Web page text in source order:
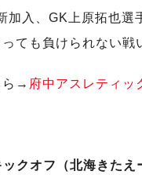
加入、GK上原拓也
ても負けられない戦
ら→ 府中アスレティッ
クオフ（北海きたえ